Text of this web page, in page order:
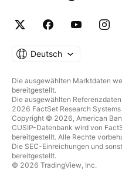
Deutsch
Die ausgewählten Marktdaten
bereitgestellt.
Die ausgewählten
2026 FactSet Research Systems
Copyright © 2026, American
CUSIP-Datenbank wird von
bereitgestellt. Alle Rechte
Die SEC-Einreichungen und
bereitgestellt.
© 2026 TradingView, Inc.